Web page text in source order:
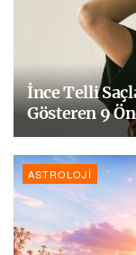
İnce Telli
Gösteren 9
ASTROLOJI